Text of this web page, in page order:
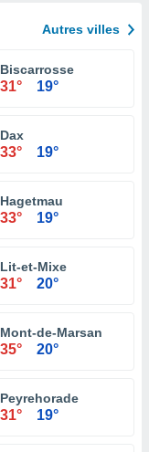
Autres villes
Biscarrosse
31° 19°
Dax
33° 19°
Hagetmau
33° 19°
Lit-et-Mixe
31° 20°
Mont-de-Marsan
35° 20°
Peyrehorade
31° 19°